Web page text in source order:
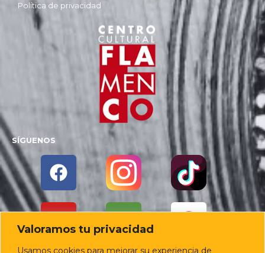
Valoramos tu privacidad
Usamos cookies para mejorar su experiencia de
Política de privacidad
SÍGUENOS